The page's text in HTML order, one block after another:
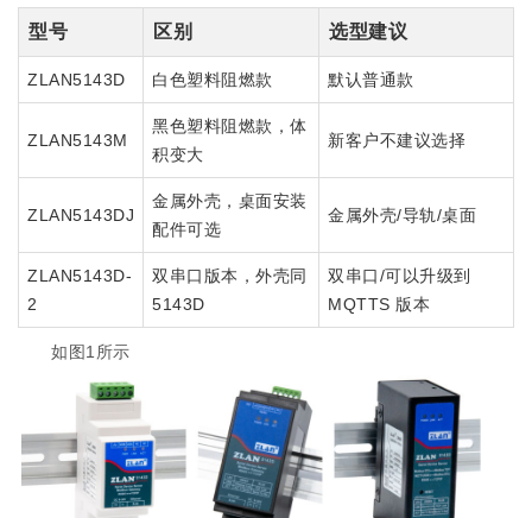
型号 区别 选型建议
ZLAN5143D 白色塑料阻燃款 默认普通款
ZLAN5143M
黑色塑料阻燃款，体
积变大
新客户不建议选择
ZLAN5143DJ
金属外壳，桌面安装
配件可选
金属外壳/导轨/桌面
ZLAN5143D-
2
双串口版本，外壳同
5143D
双串口/可以升级到
MQTTS 版本
如图1所示